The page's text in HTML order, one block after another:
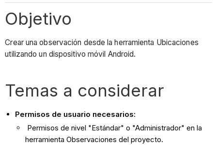
Objetivo
Crear una observación desde la herramienta Ubicaciones
utilizando un dispositivo móvil Android.
Temas a considerar
Permisos de usuario necesarios:
Permisos de nivel "Estándar" o "Administrador" en la
herramienta Observaciones del proyecto.